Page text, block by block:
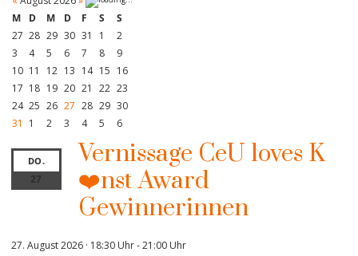
M
D M D F S
S
27 28 29 30 31 1
2
3
4 5 6 7 8
9
10 11 12 13 14 15 16
17 18 19 20 21 22 23
24 25 26 27 28 29 30
31
1 2 3 4 5 6
DO.
27
Vernissage CeU loves K
❤️nst Award
Gewinnerinnen
27. August 2026 · 18:30 Uhr-21:00 Uhr